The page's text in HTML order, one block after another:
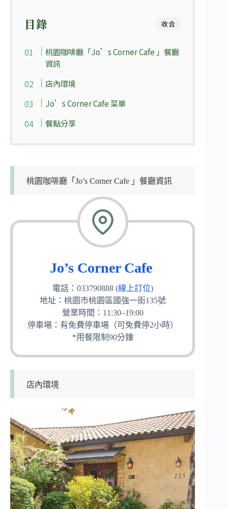
收合
目錄
桃園咖啡廳「Jo’s Corner Cafe 」餐廳
資訊
店內環境
Jo’s Corner Cafe 菜單
餐點分享
桃園咖啡廳「Jo’s Corner Cafe 」餐廳資訊
Jo’s Corner Cafe
電話：033790888 (線上訂位)
地址：桃園市桃園區國強一街135號
營業時間：11:30–19:00
停車場：有免費停車場（可免費停2小時）
*用餐限制90分鐘
店內環境